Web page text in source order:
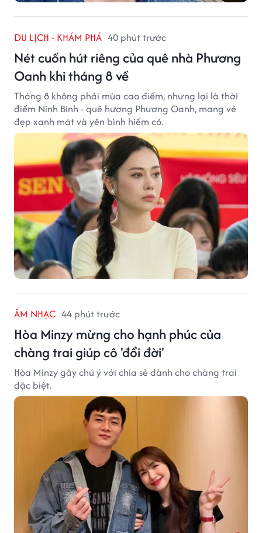
DU LỊCH - KHÁM PHÁ 40 phút trước
Nét cuốn hút riêng của quê nhà Phương
Oanh khi tháng 8 về
Tháng 8 không phải mùa cao điểm, nhưng lại là thời
điểm Ninh Bình - quê hương Phương Oanh, mang vẻ
đẹp xanh mát và yên bình hiếm có.
ÂM NHẠC 44 phút trước
Hòa Minzy mừng cho hạnh phúc của
chàng trai giúp cô 'đổi đời'
Hòa Minzy gây chú ý với chia sẻ dành cho chàng trai
đặc biệt.